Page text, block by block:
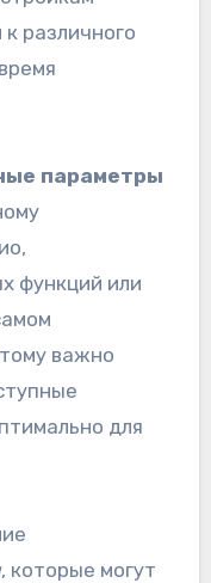
различного
параметры
функций или
важно
для
, которые могут